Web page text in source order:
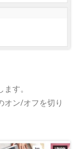
す。
オン/オフを切り